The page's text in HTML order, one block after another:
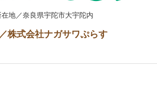
在地／奈良県宇陀市大宇陀内
株式会社ナガサワぷらす